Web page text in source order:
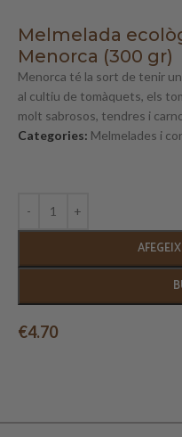
Melmelada
Menorca (300 gr)
Menorca té la sort de tenir
al cultiu de tomàquets, els
molt sabrosos, tendres i
Categories: Melmelades i
€4.70